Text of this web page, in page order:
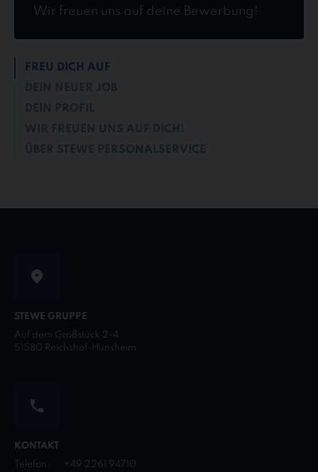
Wir freuen uns auf deine Bewerbung!
FREU DICH AUF
STEWE GRUPPE
Auf dem Großstück 2-4
51580 Reichshof-Hunsheim
KONTAKT
Telefon:
+49 2261 94710